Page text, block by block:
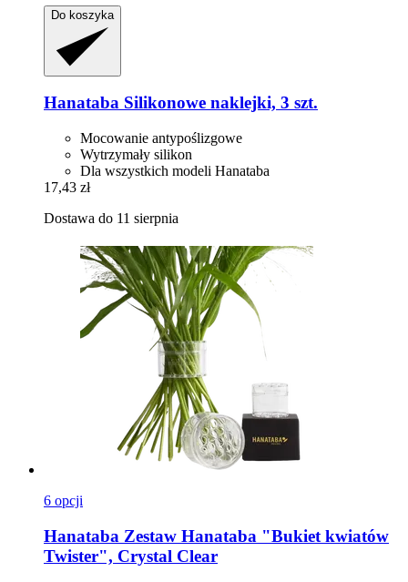
Do koszyka
Hanataba Silikonowe naklejki, 3 szt.
Mocowanie antypoślizgowe
Wytrzymały silikon
Dla wszystkich modeli Hanataba
17,43 zł
Dostawa do 11 sierpnia
6 opcji
Hanataba Zestaw Hanataba "Bukiet kwiatów
Twister", Crystal Clear